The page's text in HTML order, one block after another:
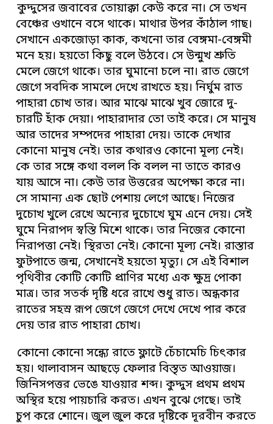
কুদ্দুসের জবাবের তোয়াক্কা কেউ করে না। সে তখন
বেঞ্চের ওখানে বসে থাকে। মাথার উপর কাঁঠাল গাছ।
সেখানে একজোড়া কাক, কখনো তার বেঙ্গমা-বেঙ্গমী
মনে হয়। হয়তো কিছু বলে উঠবে। সে উন্মুখ শ্রুতি
মেলে জেগে থাকে। তার ঘুমানো চলে না। রাত জেগে
জেগে সবদিক সামলে দেখে রাখতে হয়। নির্ঘুম রাত
পাহারা চোখ তার। আর মাঝে মাঝে খুব জোরে দু-
চারটি হাঁক দেয়া। পাহারাদার তো তাই করে। সে মানুষ
আর তাদের সম্পদের পাহারা দেয়। তাকে দেখার
কোনো মানুষ নেই। তার কথারও কোনো মূল্য নেই।
কে তার সঙ্গে কথা বলল কি বলল না তাতে কারও
যায় আসে না। কেউ তার উত্তরের অপেক্ষা করে না।
সে সামান্য এক ছোট পেশায় লেগে আছে। নিজের
দুচোখ খুলে রেখে অন্যের দুচোখে ঘুম এনে দেয়। সেই
ঘুমে নিরাপদ স্বস্তি মিশে থাকে। তার নিজের কোনো
নিরাপত্তা নেই। স্থিরতা নেই। কোনো মূল্য নেই। রাস্তার
ফুটপাতে জন্ম, সেখানেই হয়তো মৃত্যু। সে এই বিশাল
পৃথিবীর কোটি কোটি প্রাণির মধ্যে এক ক্ষুদ্র পোকা
মাত্র। তার সতর্ক দৃষ্টি ধরে রাখে শুধু রাত। অন্ধকার
রাতের সহস্র রূপ জেগে জেগে দেখে দেখে পার করে
দেয় তার রাত পাহারা চোখ।
কোনো কোনো সন্ধ্যে রাতে ফ্লাটে চেঁচামেচি চিৎকার
হয়। থালাবাসন আছড়ে ফেলার বিস্তৃত আওয়াজ।
জিনিসপত্তর ভেঙে যাওয়ার শব্দ। কুদ্দুস প্রথম প্রথম
অস্থির হয়ে পায়চারি করত। এখন বুঝে গেছে। তাই
চুপ করে শোনে। জুল জুল করে দৃষ্টিকে দূরবীন করতে